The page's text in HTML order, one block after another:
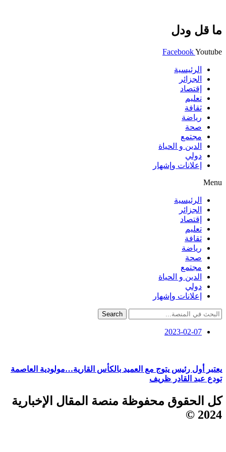
ما قل ودل
FacebookYoutube
الرئيسية
الجزائر
إقتصاد
تعليم
ثقافة
رياضة
صحة
مجتمع
الدين و الحياة
دولي
إعلانات وإشهار
Menu
الرئيسية
الجزائر
إقتصاد
تعليم
ثقافة
رياضة
صحة
مجتمع
الدين و الحياة
دولي
إعلانات وإشهار
Search
2023-02-07
يعتبر أول رئيس يتوج مع العميد بالكأس القارية…مولودية العاصمة
تودع عبد القادر ظريف
كل الحقوق محفوظة منصة المقال الإخبارية
2024 ©